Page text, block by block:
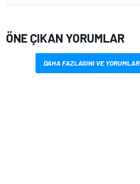
ÖNE ÇIKAN YORUMLAR
DAHA FAZLASINI VE